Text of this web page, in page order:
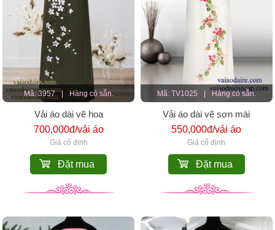
Mã: 3957 | Hàng có sẵn.
Vải áo dài vẽ hoa
700,000đ/vải áo
Giá cố định
Đặt mua
Mã: TV1025 | Hàng có sẵn.
Vải áo dài vẽ sơn mài
550,000đ/vải áo
Giá cố định
Đặt mua